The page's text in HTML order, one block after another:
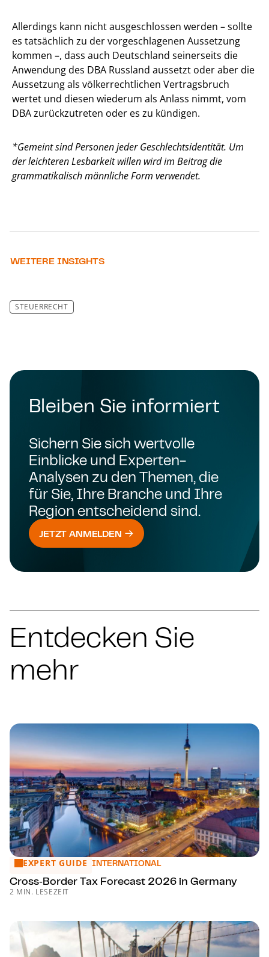
Allerdings kann nicht ausgeschlossen werden – sollte
es tatsächlich zu der vorgeschlagenen Aussetzung
kommen –, dass auch Deutschland seinerseits die
Anwendung des DBA Russland aussetzt oder aber die
Aussetzung als völkerrechtlichen Vertragsbruch
wertet und diesen wiederum als Anlass nimmt, vom
DBA zurückzutreten oder es zu kündigen.
*Gemeint sind Personen jeder Geschlechtsidentität. Um
der leichteren Lesbarkeit willen wird im Beitrag die
grammatikalisch männliche Form verwendet.
WEITERE INSIGHTS
STEUERRECHT
Bleiben Sie informiert
Sichern Sie sich wertvolle
Einblicke und Experten-
Analysen zu den Themen, die
für Sie, Ihre Branche und Ihre
Region entscheidend sind.
JETZT ANMELDEN
Entdecken Sie
mehr
Cross‑Bor­der Tax Forecast 2026 in Germany
EXPERT GUIDE INTERNATIONAL
Cross‑Bor­der Tax Forecast 2026 in Germany
2 MIN. LESEZEIT